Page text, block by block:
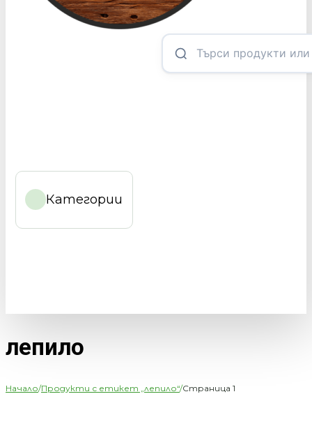
Категории
лепило
Начало/Продукти с етикет „лепило“/Страница 1